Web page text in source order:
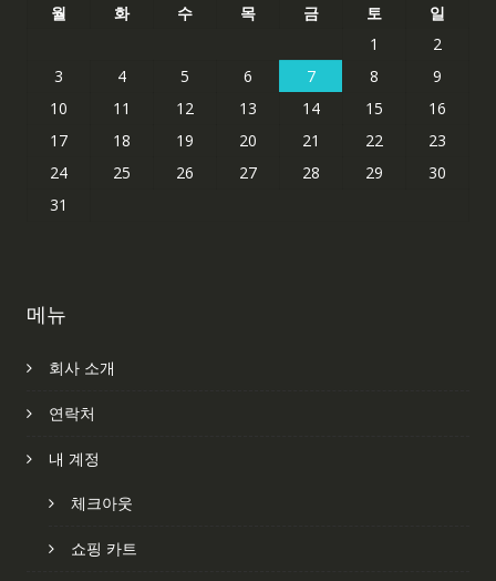
월 화 수 목 금 토
일
1
2
3
4 5 6 7 8
9
10
11 12 13 14 15
16
17
18 19 20 21 22
23
24
25 26 27 28 29
30
31
메뉴
회사 소개
연락처
내 계정
체크아웃
쇼핑 카트